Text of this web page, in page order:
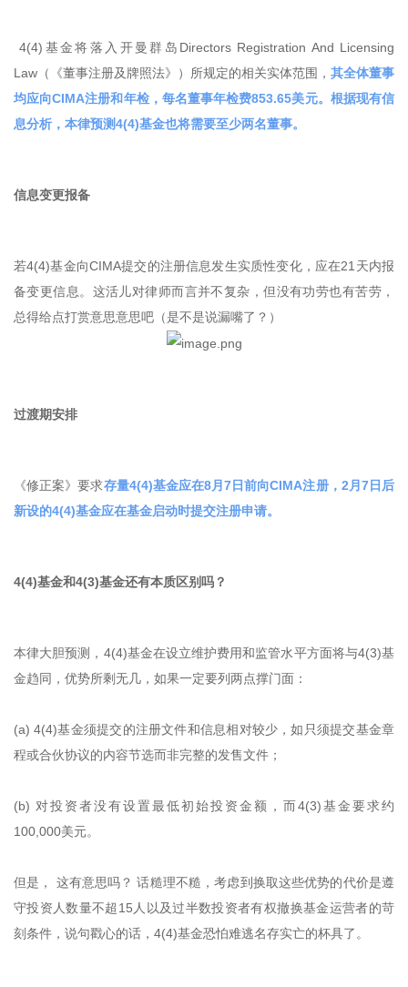
4(4)基金将落入开曼群岛Directors Registration And Licensing
Law（《董事注册及牌照法》）所规定的相关实体范围， 其全体董事
均应向CIMA注册和年检，每名董事年检费853.65美元。根据现有信
息分析，本律预测4(4)基金也将需要至少两名董事。
信息变更报备
若4(4)基金向CIMA提交的注册信息发生实质性变化，应在21天内报
备变更信息。这活儿对律师而言并不复杂，但没有功劳也有苦劳，
总得给点打赏意思意思吧（是不是说漏嘴了？）
过渡期安排
《修正案》要求存量4(4)基金应在8月7日前向CIMA注册，2月7日后
新设的4(4)基金应在基金启动时提交注册申请。
4(4)基金和4(3)基金还有本质区别吗？
本律大胆预测，4(4)基金在设立维护费用和监管水平方面将与4(3)基
金趋同，优势所剩无几，如果一定要列两点撑门面：
(a) 4(4)基金须提交的注册文件和信息相对较少，如只须提交基金章
程或合伙协议的内容节选而非完整的发售文件；
(b) 对投资者没有设置最低初始投资金额，而4(3)基金要求约
100,000美元。
但是， 这有意思吗？ 话糙理不糙，考虑到换取这些优势的代价是遵
守投资人数量不超15人以及过半数投资者有权撤换基金运营者的苛
刻条件，说句戳心的话，4(4)基金恐怕难逃名存实亡的杯具了。